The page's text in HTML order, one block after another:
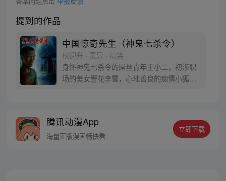
提到的作品
中国惊奇先生（神鬼七杀令）
权迎升 · 灵异 · 搞笑
身怀神鬼七杀令的屌丝青年王小二，初涉职
场的美女警花李雪，心地善良的痴情小狐
（群号码：93277487）已满，欢迎加入中国
惊奇先生粉丝娱乐二群，群号码：
腾讯动漫App
海量正版漫画畅快看
立即下载